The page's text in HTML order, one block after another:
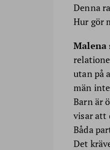
Denna
Hur gör
Malena
utan på
män
Barn är
visar att
Båda
Det